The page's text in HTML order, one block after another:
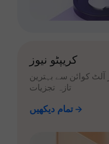
کریپٹو نیوز
آلٹ کوائن سے بہترین
تازہ تجزیات
تمام دیکھیں